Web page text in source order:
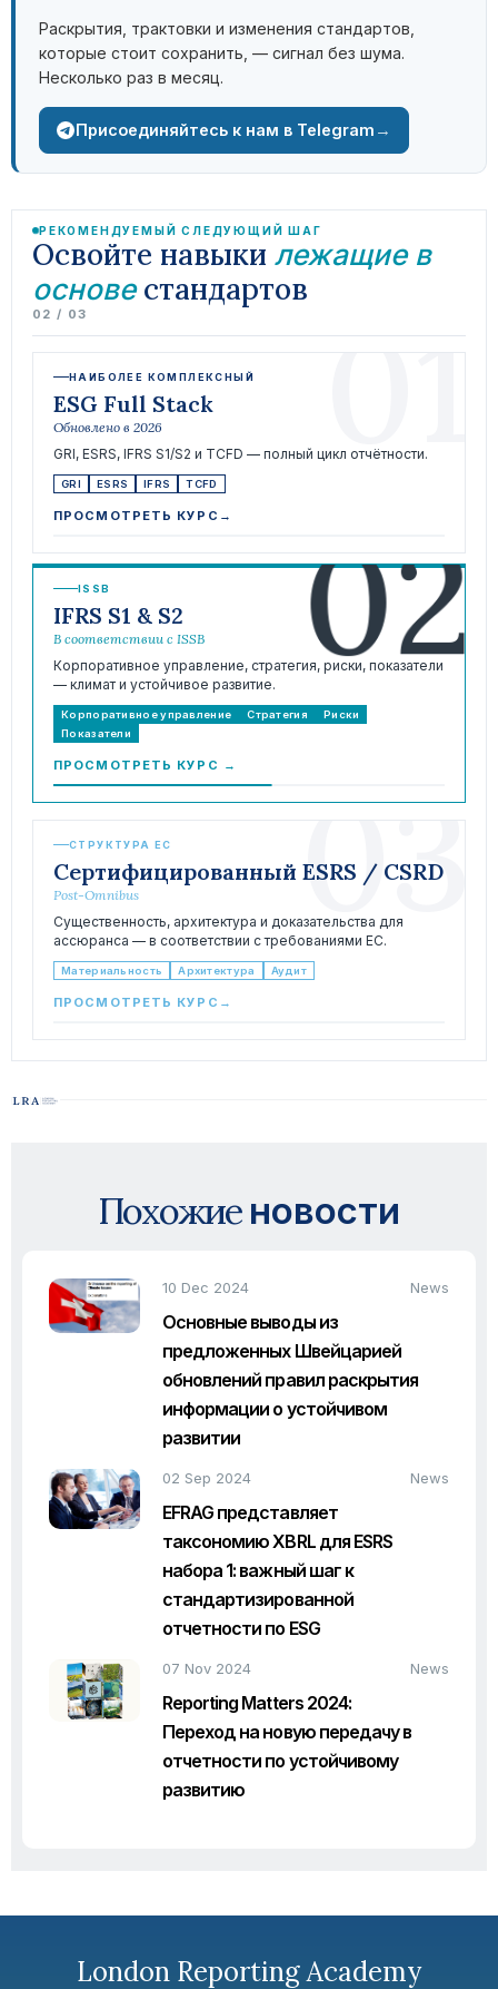
Раскрытия, трактовки и изменения стандартов,
которые стоит сохранить, — сигнал без шума.
Несколько раз в месяц.
Присоединяйтесь к нам в Telegram →
РЕКОМЕНДУЕМЫЙ СЛЕДУЮЩИЙ ШАГ
Освойте навыки лежащие в
основестандартов
02 / 03 01
НАИБОЛЕЕ КОМПЛЕКСНЫЙ
ESG Full Stack
Обновлено в 2026
GRI, ESRS, IFRS S1/S2 и TCFD — полный цикл отчётности.
GRI ESRS IFRS TCFD
ПРОСМОТРЕТЬ КУРС → 02
ISSB
IFRS S1 & S2
В соответствии с ISSB
Корпоративное управление, стратегия, риски, показатели
— климат и устойчивое развитие.
Корпоративное управление Стратегия
Риски
Показатели
ПРОСМОТРЕТЬ КУРС → 03
СТРУКТУРА ЕС
Сертифицированный ESRS / CSRD
Post-Omnibus
Существенность, архитектура и доказательства для
ассюранса — в соответствии с требованиями ЕС.
Материальность Архитектура Аудит
ПРОСМОТРЕТЬ КУРС →
Похожие новости
10 Dec 2024 News
Основные выводы из
предложенных Швейцарией
обновлений правил раскрытия
информации о устойчивом
развитии
02 Sep 2024 News
EFRAG представляет
таксономию XBRL для ESRS
набора 1: важный шаг к
стандартизированной
отчетности по ESG
07 Nov 2024 News
Reporting Matters 2024:
Переход на новую передачу в
отчетности по устойчивому
развитию
London Reporting Academy